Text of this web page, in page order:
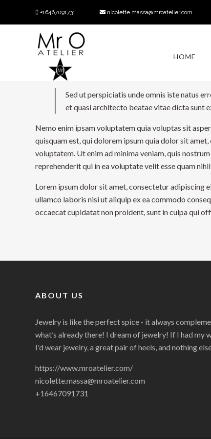
+16467091731 nicolette.massa@mroatelier.com
HOME
Lorem ipsum dolor sit amet, consectetur adipiscing
ullamco laboris nisi ut aliquip ex ea commodo
occaecat cupidatat non proident, sunt in culpa qui
Sed ut perspiciatis unde omnis iste natus
et quasi architecto beatae vitae dicta sunt
Nemo enim ipsam voluptatem quia voluptas sit
quisquam est, qui dolorem ipsum quia dolor sit
voluptatem. Ut enim ad minima veniam, quis
reprehenderit qui in ea voluptate velit esse quam
Lorem ipsum dolor sit amet, consectetur adipiscing
ullamco laboris nisi ut aliquip ex ea commodo
occaecat cupidatat non proident, sunt in culpa qui
ABOUT US
Jewelry is like the perfect spice - it always
what’s already there! I dream of jewelry! If I had my
I'd wear jewelry, a great pair of heels, and nothing
https://www.mroatelier.com/
nicolette.massa@mroatelier.com
+16467091731